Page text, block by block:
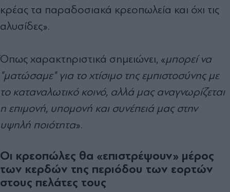
κρέας τα παραδοσιακά κρεοπωλεία και όχι τις
αλυσίδες».
Όπως χαρακτηριστικά σημειώνει, «μπορεί να
"ματώσαμε" για το χτίσιμο της εμπιστοσύνης με
το καταναλωτικό κοινό, αλλά μας αναγνωρίζεται
η επιμονή, υπομονή και συνέπειά μας στην
υψηλή ποιότητα».
Οι κρεοπώλες θα «επιστρέψουν» μέρος
των κερδών της περιόδου των εορτών
στους πελάτες τους